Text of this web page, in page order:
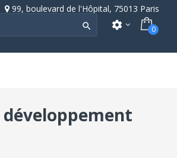
99, boulevard de l'Hôpital, 75013 Paris
 settings 0